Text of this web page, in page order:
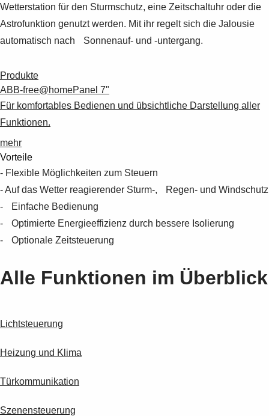
Suggestions
Products
See more products
0
Wetterstation für den Sturmschutz, eine Zeitschaltuhr oder die
Astrofunktion genutzt werden. Mit ihr regelt sich die Jalousie
automatisch nach Sonnenauf- und -untergang.
Produkte
ABB-free@homePanel 7"
Für komfortables Bedienen und übsichtliche Darstellung aller
Funktionen.
mehr
Vorteile
- Flexible Möglichkeiten zum Steuern
- Auf das Wetter reagierender Sturm-, Regen- und Windschutz
- Einfache Bedienung
- Optimierte Energieeffizienz durch bessere Isolierung
- Optionale Zeitsteuerung
Alle Funktionen im Überblick
Lichtsteuerung
Heizung und Klima
Türkommunikation
Szenensteuerung